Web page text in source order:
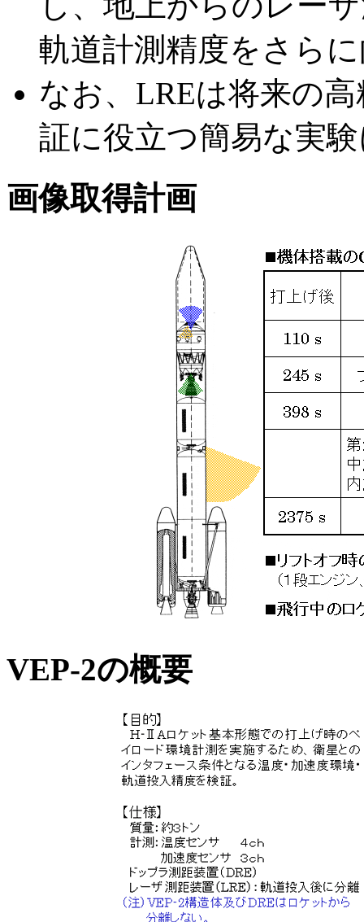
軌道計測精度をさら
なお、LREは将来の
証に役立つ簡易な実
画像取得計画
VEP-2の概要